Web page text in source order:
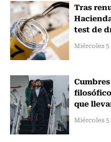
Tras
test de
Miércoles 5
que
Miércoles 5